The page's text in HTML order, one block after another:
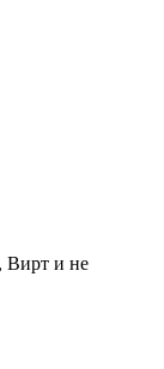
Вирт и не